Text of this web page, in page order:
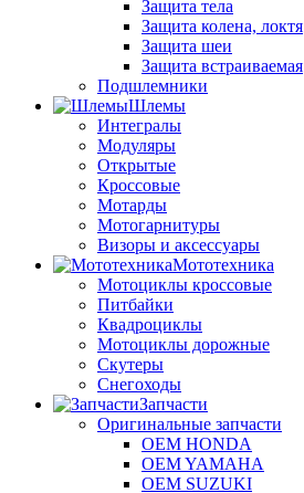
Защита тела
Защита колена, локтя
Защита шеи
Защита встраиваемая
Подшлемники
Шлемы
Интегралы
Модуляры
Открытые
Кроссовые
Мотарды
Мотогарнитуры
Визоры и аксессуары
Мототехника
Мотоциклы кроссовые
Питбайки
Квадроциклы
Мотоциклы дорожные
Скутеры
Снегоходы
Запчасти
Оригинальные запчасти
OEM HONDA
OEM YAMAHA
OEM SUZUKI